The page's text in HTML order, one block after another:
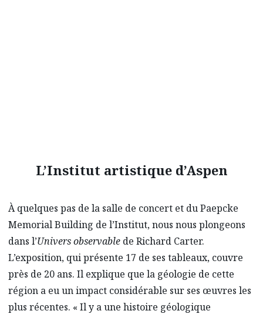
L’Institut artistique d’Aspen
À quelques pas de la salle de concert et du Paepcke
Memorial Building de l’Institut, nous nous plongeons
dans l’Univers observable de Richard Carter.
L’exposition, qui présente 17 de ses tableaux, couvre
près de 20 ans. Il explique que la géologie de cette
région a eu un impact considérable sur ses œuvres les
plus récentes. « Il y a une histoire géologique